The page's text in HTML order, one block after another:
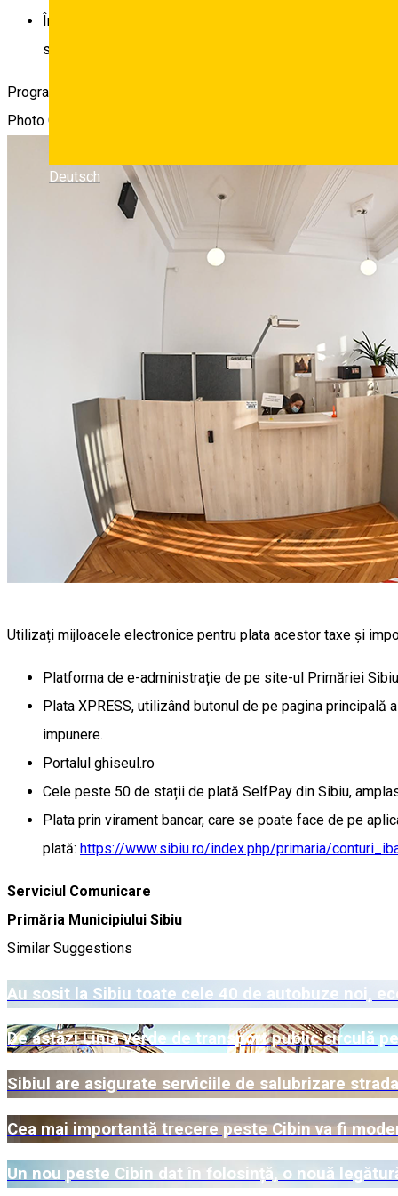
Deutsch
Începând cu 10 ianuarie sibienii pot achita pe lângă
salubrizate, chirii, etc.
Programul de lucru al Direcției Fiscale Locale poate fi consultat
Photo Gallery
Utilizați mijloacele electronice pentru plata acestor taxe și
Platforma de e-administrație de pe site-ul Primăriei
Plata XPRESS, utilizând butonul de pe pagina
impunere.
Portalul ghiseul.ro
Cele peste 50 de stații de plată SelfPay din Sibiu,
Plata prin virament bancar, care se poate face de pe
plată: https://www.sibiu.ro/index.php/primaria/
Serviciul Comunicare
Primăria Municipiului Sibiu
Similar Suggestions
Au sosit la Sibiu toate cele 40 de autobuze noi,
De astăzi Linia verde de transport public circulă
Sibiul are asigurate serviciile de salubrizare
Cea mai importantă trecere peste Cibin va fi
Un nou peste Cibin dat în folosință, o nouă